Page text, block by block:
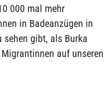
000 mal mehr
in Badeanzügen in
sehen gibt, als Burka
auf unseren